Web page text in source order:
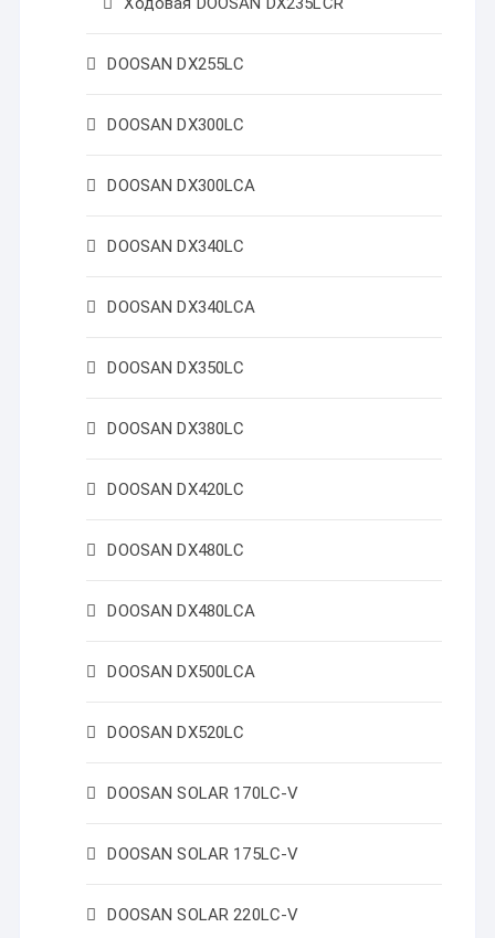
DOOSAN DX255LC
DOOSAN DX300LC
DOOSAN DX300LCA
DOOSAN DX340LC
DOOSAN DX340LCA
DOOSAN DX350LC
DOOSAN DX380LC
DOOSAN DX420LC
DOOSAN DX480LC
DOOSAN DX480LCA
DOOSAN DX500LCA
DOOSAN DX520LC
DOOSAN SOLAR 170LC-V
DOOSAN SOLAR 175LC-V
DOOSAN SOLAR 220LC-V